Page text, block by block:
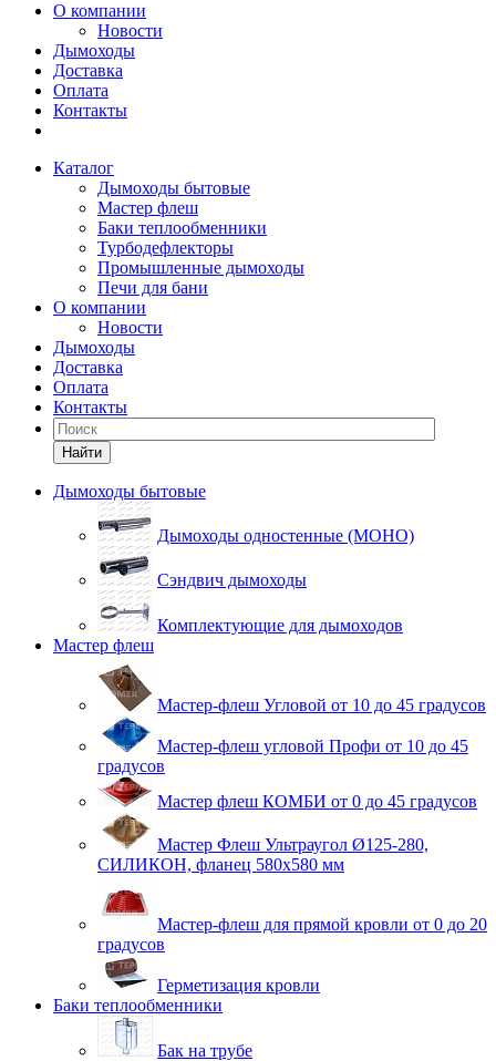
О компании
Новости
Дымоходы
Доставка
Оплата
Контакты
Каталог
Дымоходы бытовые
Мастер флеш
Баки теплообменники
Турбодефлекторы
Промышленные дымоходы
Печи для бани
О компании
Новости
Дымоходы
Доставка
Оплата
Контакты
Найти
Дымоходы бытовые
Дымоходы одностенные (МОНО)
Сэндвич дымоходы
Комплектующие для дымоходов
Мастер флеш
Мастер-флеш Угловой от 10 до 45 градусов
Мастер-флеш угловой Профи от 10 до 45
градусов
Мастер флеш КОМБИ от 0 до 45 градусов
Мастер Флеш Ультраугол Ø125-280,
СИЛИКОН, фланец 580х580 мм
Мастер-флеш для прямой кровли от 0 до 20
градусов
Герметизация кровли
Баки теплообменники
Бак на трубе